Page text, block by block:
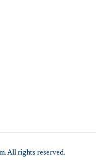
All rights reserved.